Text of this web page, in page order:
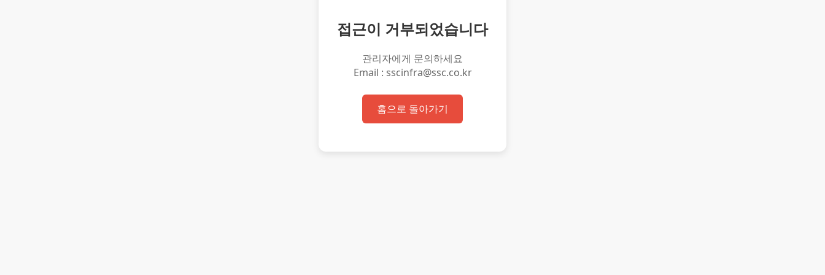
접근이 거부되었습니다
관리자에게 문의하세요
Email : sscinfra@ssc.co.kr
홈으로 돌아가기